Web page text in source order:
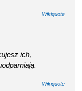
Wikiquote
ich,
Wikiquote